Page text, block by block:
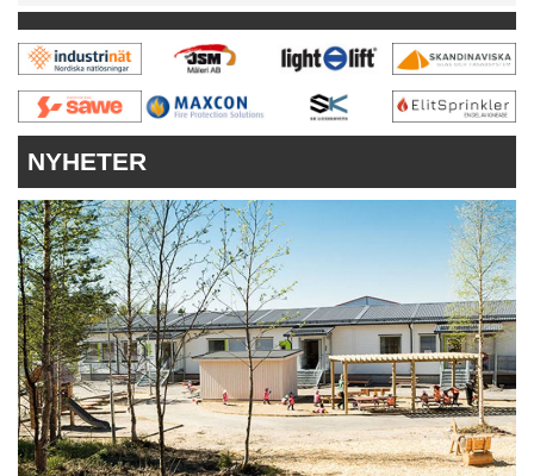
PRENUMERERA
VÅRA ANDRA MAGASIN
ANNONSERA
KONTAKT
NYHETER